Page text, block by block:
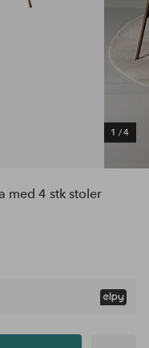
1 /4
med 4 stk stoler